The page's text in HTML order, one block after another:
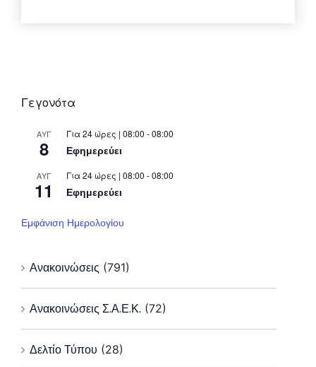
Γεγονότα
ΑΥΓ
8
Για 24 ώρες | 08:00 - 08:00
Εφημερεύει
ΑΥΓ
11
Για 24 ώρες | 08:00 - 08:00
Εφημερεύει
Εμφάνιση Ημερολογίου
Ανακοινώσεις (791)
Ανακοινώσεις Σ.Α.Ε.Κ. (72)
Δελτίο Τύπου (28)